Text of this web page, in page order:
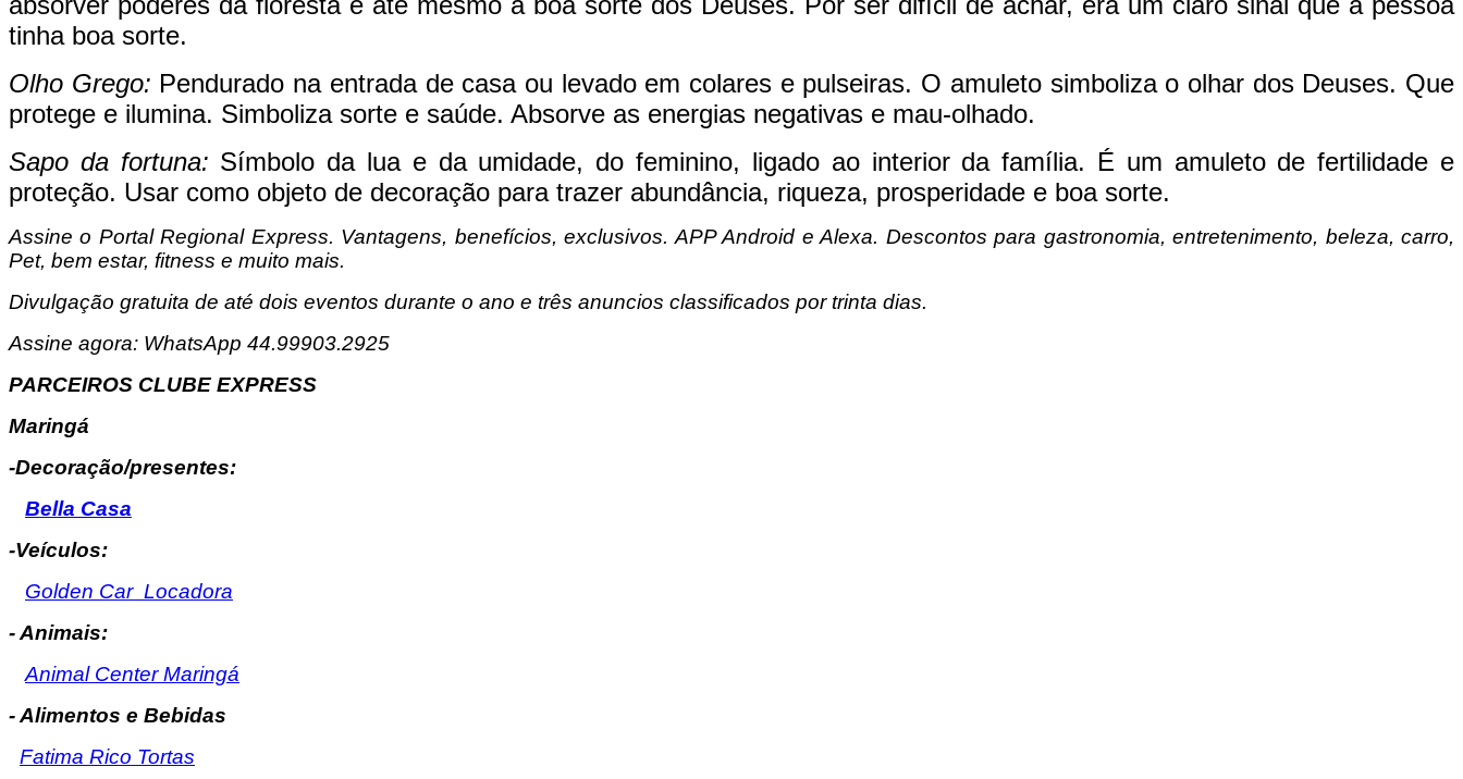
tinha boa sorte.
Olho Grego: Pendurado na entrada de casa ou levado em colares e pulseiras. O amuleto simboliza o olhar dos Deuses. Que
protege e ilumina. Simboliza sorte e saúde. Absorve as energias negativas e mau-olhado.
Sapo da fortuna: Símbolo da lua e da umidade, do feminino, ligado ao interior da família. É um amuleto de fertilidade e
proteção. Usar como objeto de decoração para trazer abundância, riqueza, prosperidade e boa sorte.
Assine o Portal Regional Express. Vantagens, benefícios, exclusivos. APP Android e Alexa. Descontos para gastronomia, entretenimento, beleza, carro,
Pet, bem estar, fitness e muito mais.
Divulgação gratuita de até dois eventos durante o ano e três anuncios classificados por trinta dias.
Assine agora: WhatsApp 44.99903.2925
PARCEIROS CLUBE EXPRESS
Maringá
-Decoração/presentes:
Bella Casa
-Veículos:
Golden Car Locadora
- Animais:
Animal Center Maringá
- Alimentos e Bebidas
Fatima Rico Tortas